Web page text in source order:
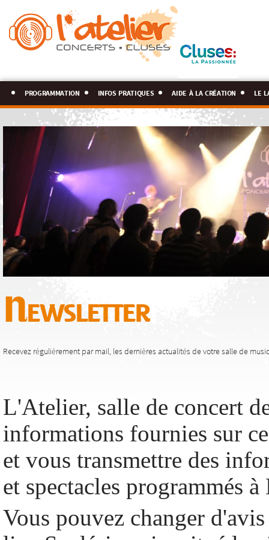
programmation infos pratiques aide à la création le
Newsletter
Recevez régulièrement par mail, les dernières actualités de votre salle de
L'Atelier, salle de concert
informations fournies sur
et vous transmettre des
et spectacles programmés
Vous pouvez changer